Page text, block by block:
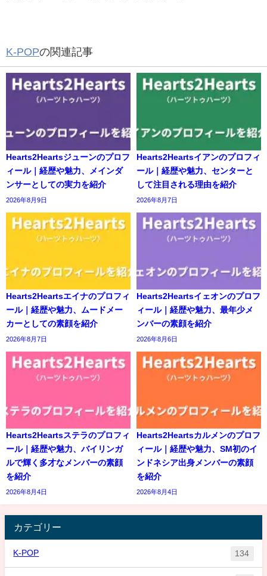
K-POPの関連記事
Hearts2Heartsジューンのプロフ
ィール｜経歴や魅力、メインダ
ンサーとしての実力を紹介
2026年8月9日
Hearts2Heartsイアンのプロフィ
ール｜経歴や魅力、センターと
して注目される理由を紹介
2026年8月7日
Hearts2Heartsエイナのプロフィ
ール｜経歴や魅力、ムードメー
カーとしての素顔を紹介
2026年8月7日
Hearts2Heartsイェオンのプロフ
ィール｜経歴や魅力、最年少メ
ンバーの素顔を紹介
2026年8月6日
Hearts2Heartsステラのプロフィ
ール｜経歴や魅力、バイリンガ
ルで輝く多才なメンバーの素顔
を紹介
2026年8月4日
Hearts2Heartsカルメンのプロフ
ィール｜経歴や魅力、SM初のイ
ンドネシア出身メンバーの素顔
を紹介
2026年8月4日
カテゴリー
K-POP 134